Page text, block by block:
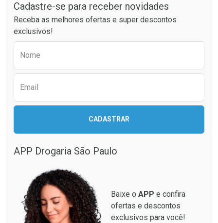
Ativar Desconto
Comprar sem Desconto
Comprar sem Desconto
Por R$ 76,94/cada
Ativar Desconto
Comprar sem Desconto
Comprar sem Desconto
Cadastre-se para receber novidades
Receba as melhores ofertas e super descontos
exclusivos!
Nome
Email
CADASTRAR
APP Drogaria São Paulo
Baixe o APP e confira
ofertas e descontos
exclusivos para você!